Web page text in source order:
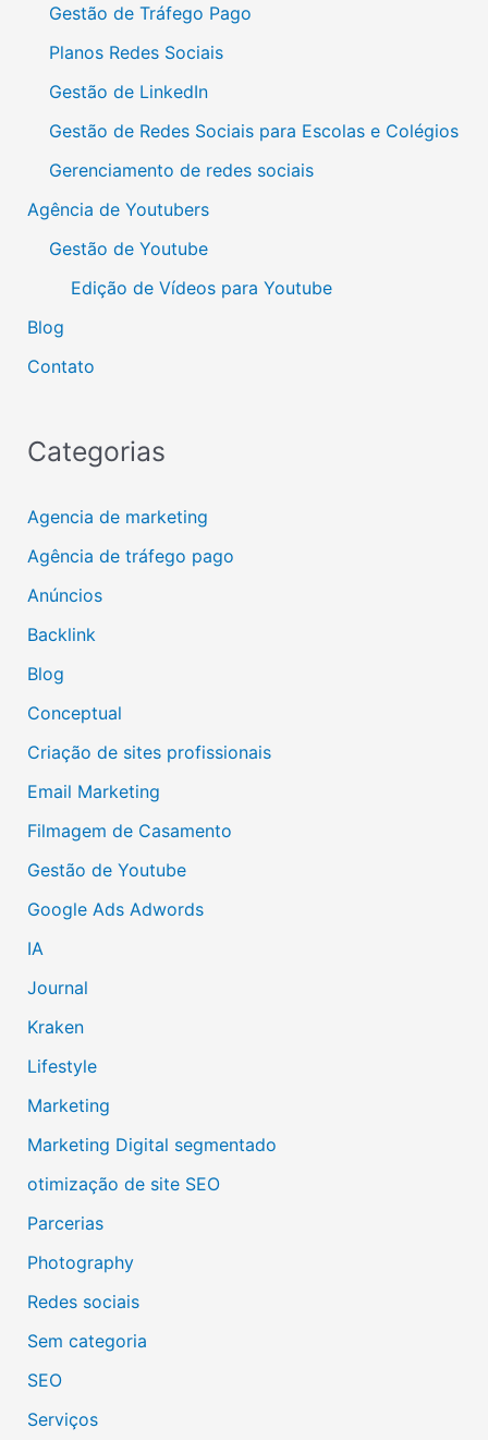
Gestão de Tráfego Pago
Planos Redes Sociais
Gestão de LinkedIn
Gestão de Redes Sociais para Escolas e Colégios
Gerenciamento de redes sociais
Agência de Youtubers
Gestão de Youtube
Edição de Vídeos para Youtube
Blog
Contato
Categorias
Agencia de marketing
Agência de tráfego pago
Anúncios
Backlink
Blog
Conceptual
Criação de sites profissionais
Email Marketing
Filmagem de Casamento
Gestão de Youtube
Google Ads Adwords
IA
Journal
Kraken
Lifestyle
Marketing
Marketing Digital segmentado
otimização de site SEO
Parcerias
Photography
Redes sociais
Sem categoria
SEO
Serviços